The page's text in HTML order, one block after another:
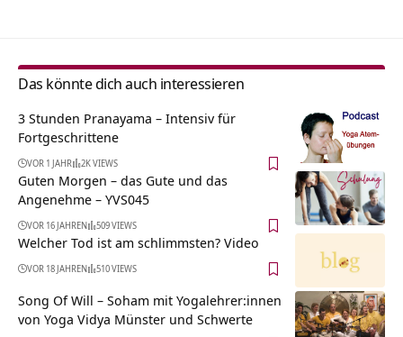
Das könnte dich auch interessieren
3 Stunden Pranayama – Intensiv für
Fortgeschrittene
VOR 1 JAHR 2K VIEWS
Guten Morgen – das Gute und das
Angenehme – YVS045
VOR 16 JAHREN 509 VIEWS
Welcher Tod ist am schlimmsten? Video
VOR 18 JAHREN 510 VIEWS
Song Of Will – Soham mit Yogalehrer:innen
von Yoga Vidya Münster und Schwerte